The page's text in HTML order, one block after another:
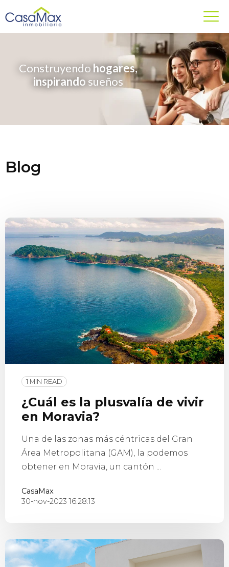
Construyendohogares,
inspirando sueños
Blog
1 MIN READ
¿Cuál es la plusvalía de vivir
en Moravia?
Una de las zonas más céntricas del Gran
Área Metropolitana (GAM), la podemos
obtener en Moravia, un cantón ...
CasaMax
30-nov-2023 16:28:13